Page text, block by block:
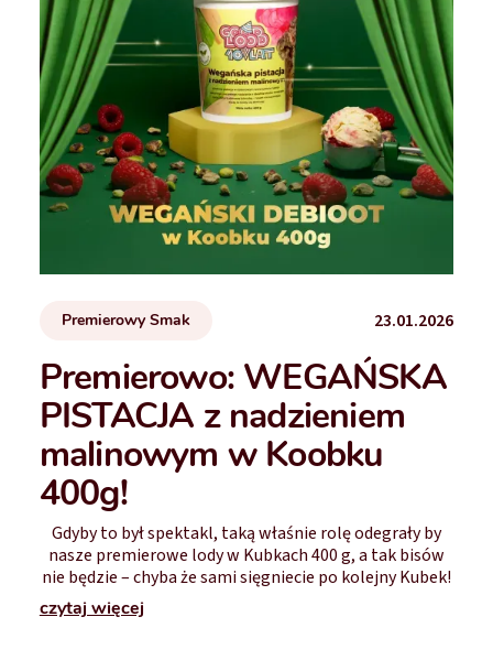
Premierowy Smak 23.01.2026
Premierowo: WEGAŃSKA
PISTACJA z nadzieniem
malinowym w Koobku
400g!
Gdyby to był spektakl, taką właśnie rolę odegrały by
nasze premierowe lody w Kubkach 400 g, a tak bisów
nie będzie – chyba że sami sięgniecie po kolejny Kubek!
czytaj więcej